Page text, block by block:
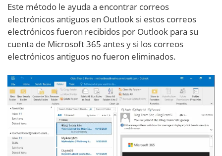
Este método le ayuda a encontrar correos
electrónicos antiguos en Outlook si estos correos
electrónicos fueron recibidos por Outlook para su
cuenta de Microsoft 365 antes y si los correos
electrónicos antiguos no fueron eliminados.